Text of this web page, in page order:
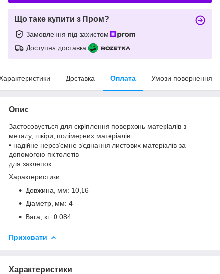
Що таке купити з Пром?
Замовлення під захистом
Доступна доставка
Доставка Оплата Умови повернення
Опис
Застосовується для скріплення поверхонь матеріалів з
металу, шкіри, полімерних матеріалів.
• надійне нероз’ємне з’єднання листових матеріалів за
допомогою пістолетів
для заклепок
Характеристики:
Довжина, мм: 10,16
Діаметр, мм: 4
Вага, кг: 0.084
Приховати
Характеристики